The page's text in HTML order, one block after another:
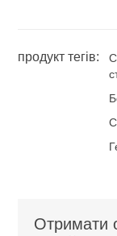
продукт тегів:
Отримати